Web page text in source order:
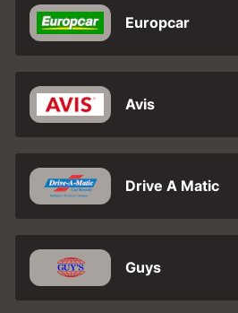
Europcar
Avis
Drive A Matic
Guys